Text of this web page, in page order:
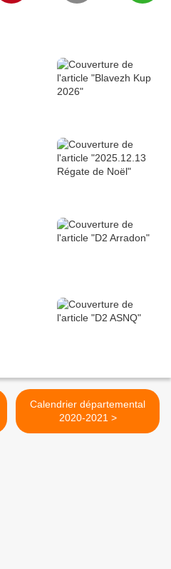
Calendrier départemental
2020-2021 >